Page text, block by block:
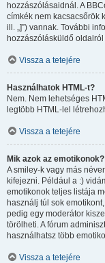
hozzászólásaidnál. A
címkék nem kacsacsőrök
ill. „]”) vannak. További
hozzászólásküldő
Vissza a tetejére
Használhatok HTML-t?
Nem. Nem lehetséges
legtöbb HTML-lel
Vissza a tetejére
Mik azok az emotikonok?
A smiley-k vagy más
kifejezni. Például a :)
emotikonok teljes listája
használj túl sok
pedig egy moderátor
törölheti. A fórum
használhatsz több
Vissza a tetejére